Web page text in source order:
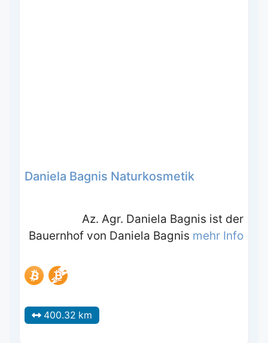
Daniela Bagnis Naturkosmetik
Az. Agr. Daniela Bagnis ist der
Bauernhof von Daniela Bagnis mehr Info
400.32 km